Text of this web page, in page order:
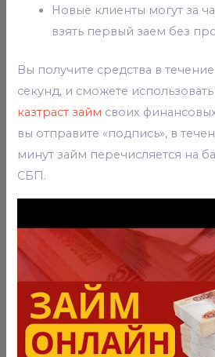
Новые клиенты могут за
взять первый заем без
Вы получите средства в
секунд, и сможете
казтраст займ своих
вы отправите «подпись», в
минут займ перечисляется на
СБП.